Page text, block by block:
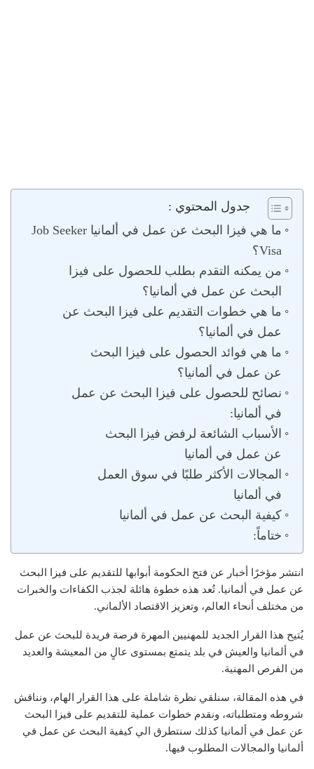
جدول المحتوي :
ما هي فيزا البحث عن عمل في ألمانيا Job Seeker
Visa؟
من يمكنه التقدم بطلب للحصول على فيزا
البحث عن عمل في ألمانيا؟
ما هي خطوات التقديم على فيزا البحث عن
عمل في ألمانيا؟
ما هي فوائد الحصول على فيزا البحث
عن عمل في ألمانيا؟
نصائح للحصول على فيزا البحث عن عمل
في ألمانيا:
الأسباب الشائعة لرفض فيزا البحث
عن عمل في ألمانيا
المجالات الأكثر طلبًا في سوق العمل
في ألمانيا
كيفية البحث عن عمل في ألمانيا
ختاماً:
انتشر مؤخرًا أخبار عن فتح الحكومة أبوابها للتقديم على فيزا البحث
عن عمل في ألمانيا. تُعد هذه خطوة هائلة لجذب الكفاءات والخبرات
من مختلف أنحاء العالم، وتعزيز الاقتصاد الألماني.
يُتيح هذا القرار الجديد للمهنيين المهرة فرصة فريدة للبحث عن عمل
في ألمانيا والعيش في بلد يتمتع بمستوى عالٍ من المعيشة والعديد
من الفرص المهنية.
في هذه المقالة، سنلقي نظرة شاملة على هذا القرار الهام، ونناقش
شروطه ومتطلباته، ونقدم خطوات عملية للتقديم على فيزا البحث
عن عمل في ألمانيا كذلك سنتطرق الي كيفية البحث عن عمل في
ألمانيا والمجالات المطلوب فيها.